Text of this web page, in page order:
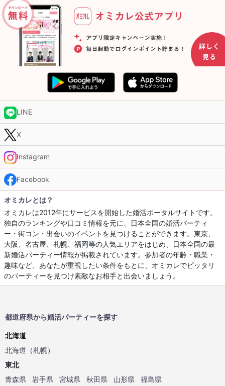
LINE
X
Instagram
Facebook
オミカレとは？
オミカレは2012年にサービスを開始した婚活ポータルサイトです。
独自のランキングや口コミ情報を元に、日本全国の婚活パーティ
ー・街コン・出会いのイベントを見つけることができます。東京、
大阪、名古屋、札幌、福岡等の人気エリアをはじめ、日本全国の最
新婚活パーティー情報が掲載されています。参加者の年齢・職業・
趣味など、あなたが重視したい条件をもとに、オミカレでピッタリ
のパーティーを見つけ素敵なお相手と出会いましょう。
都道府県から婚活パーティーを探す
北海道
北海道 （札幌）
東北
青森県
岩手県 宮城県 秋田県 山形県
福島県